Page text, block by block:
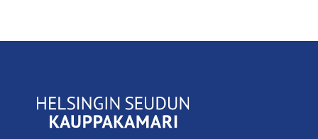
KauppakamariHelsingin
seudun